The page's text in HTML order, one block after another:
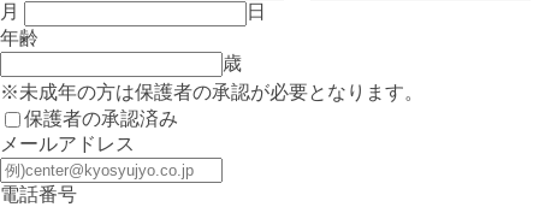
月
日
年齢
歳
※未成年の方は保護者の承認が必要となります。
保護者の承認済み
メールアドレス
電話番号